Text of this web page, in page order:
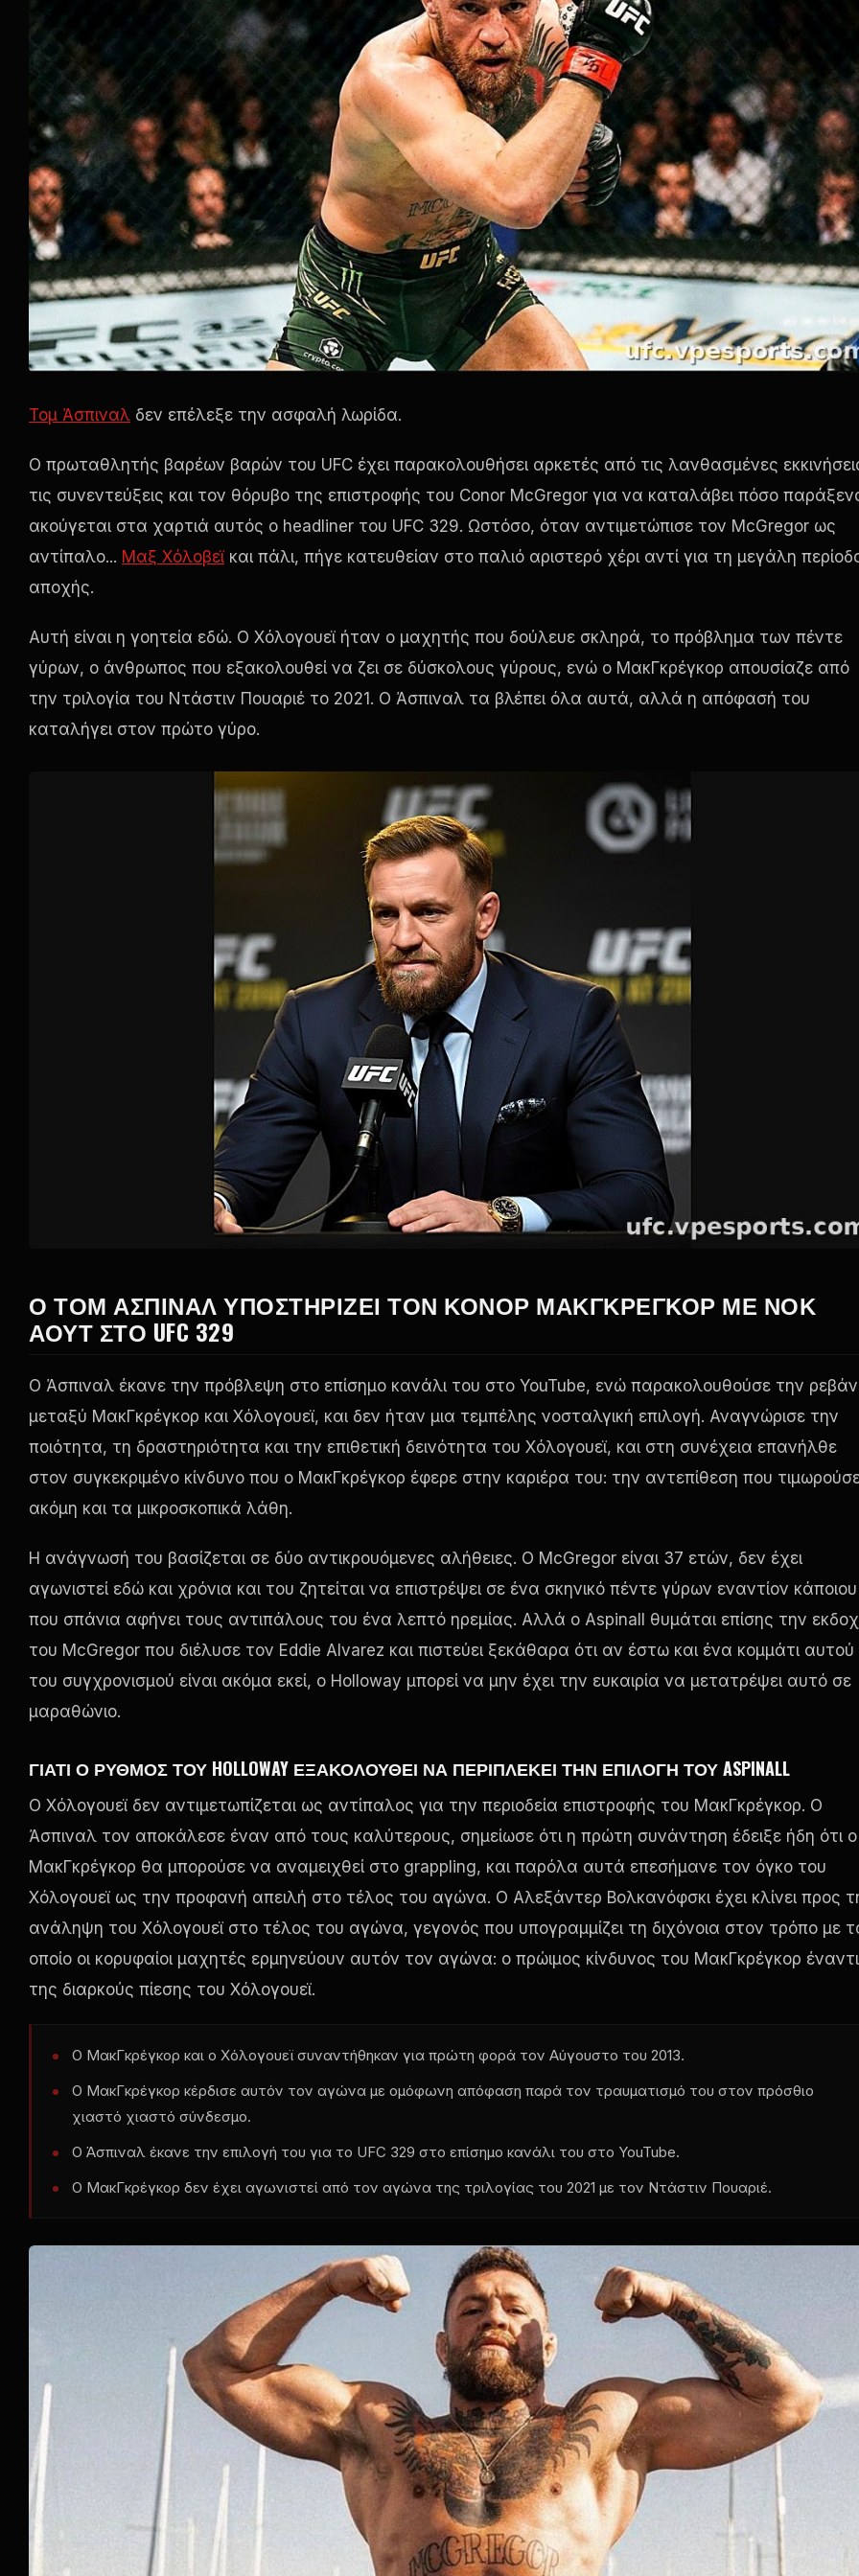
Τομ Άσπιναλ δεν επέλεξε την ασφαλή λωρίδα.
Ο πρωταθλητής βαρέων βαρών του UFC έχει παρακολουθήσει αρκετές από τις λανθασμένες
τις συνεντεύξεις και τον θόρυβο της επιστροφής του Conor McGregor για να καταλάβει πόσο
ακούγεται στα χαρτιά αυτός ο headliner του UFC 329. Ωστόσο, όταν αντιμετώπισε τον McGregor ως
αντίπαλο... Μαξ Χόλοβεϊ και πάλι, πήγε κατευθείαν στο παλιό αριστερό χέρι αντί για τη μεγάλη
αποχής.
Αυτή είναι η γοητεία εδώ. Ο Χόλογουεϊ ήταν ο μαχητής που δούλευε σκληρά, το πρόβλημα των πέντε
γύρων, ο άνθρωπος που εξακολουθεί να ζει σε δύσκολους γύρους, ενώ ο ΜακΓκρέγκορ απουσίαζε από
την τριλογία του Ντάστιν Πουαριέ το 2021. Ο Άσπιναλ τα βλέπει όλα αυτά, αλλά η απόφασή του
καταλήγει στον πρώτο γύρο.
Ο ΤΟΜ ΆΣΠΙΝΑΛ ΥΠΟΣΤΗΡΊΖΕΙ ΤΟΝ ΚΌΝΟΡ ΜΑΚΓΚΡΈΓΚΟΡ ΜΕ ΝΟΚ
ΆΟΥΤ ΣΤΟ UFC 329
Ο Άσπιναλ έκανε την πρόβλεψη στο επίσημο κανάλι του στο YouTube, ενώ παρακολουθούσε την
μεταξύ ΜακΓκρέγκορ και Χόλογουεϊ, και δεν ήταν μια τεμπέλης νοσταλγική επιλογή. Αναγνώρισε την
ποιότητα, τη δραστηριότητα και την επιθετική δεινότητα του Χόλογουεϊ, και στη συνέχεια επανήλθε
στον συγκεκριμένο κίνδυνο που ο ΜακΓκρέγκορ έφερε στην καριέρα του: την αντεπίθεση που
ακόμη και τα μικροσκοπικά λάθη.
Η ανάγνωσή του βασίζεται σε δύο αντικρουόμενες αλήθειες. Ο McGregor είναι 37 ετών, δεν έχει
αγωνιστεί εδώ και χρόνια και του ζητείται να επιστρέψει σε ένα σκηνικό πέντε γύρων εναντίον κάποιου
που σπάνια αφήνει τους αντιπάλους του ένα λεπτό ηρεμίας. Αλλά ο Aspinall θυμάται επίσης την
του McGregor που διέλυσε τον Eddie Alvarez και πιστεύει ξεκάθαρα ότι αν έστω και ένα κομμάτι αυτού
του συγχρονισμού είναι ακόμα εκεί, ο Holloway μπορεί να μην έχει την ευκαιρία να μετατρέψει αυτό σε
μαραθώνιο.
ΓΙΑΤΊ Ο ΡΥΘΜΌΣ ΤΟΥ HOLLOWAY ΕΞΑΚΟΛΟΥΘΕΊ ΝΑ ΠΕΡΙΠΛΈΚΕΙ ΤΗΝ ΕΠΙΛΟΓΉ ΤΟΥ ASPINALL
Ο Χόλογουεϊ δεν αντιμετωπίζεται ως αντίπαλος για την περιοδεία επιστροφής του ΜακΓκρέγκορ. Ο
Άσπιναλ τον αποκάλεσε έναν από τους καλύτερους, σημείωσε ότι η πρώτη συνάντηση έδειξε ήδη ότι ο
ΜακΓκρέγκορ θα μπορούσε να αναμειχθεί στο grappling, και παρόλα αυτά επεσήμανε τον όγκο του
Χόλογουεϊ ως την προφανή απειλή στο τέλος του αγώνα. Ο Αλεξάντερ Βολκανόφσκι έχει κλίνει προς
ανάληψη του Χόλογουεϊ στο τέλος του αγώνα, γεγονός που υπογραμμίζει τη διχόνοια στον τρόπο με
οποίο οι κορυφαίοι μαχητές ερμηνεύουν αυτόν τον αγώνα: ο πρώιμος κίνδυνος του ΜακΓκρέγκορ έναντι
της διαρκούς πίεσης του Χόλογουεϊ.
Ο ΜακΓκρέγκορ και ο Χόλογουεϊ συναντήθηκαν για πρώτη φορά τον Αύγουστο του 2013.
Ο ΜακΓκρέγκορ κέρδισε αυτόν τον αγώνα με ομόφωνη απόφαση παρά τον τραυματισμό του στον πρόσθιο
χιαστό χιαστό σύνδεσμο.
Ο Άσπιναλ έκανε την επιλογή του για το UFC 329 στο επίσημο κανάλι του στο YouTube.
Ο ΜακΓκρέγκορ δεν έχει αγωνιστεί από τον αγώνα της τριλογίας του 2021 με τον Ντάστιν Πουαριέ.